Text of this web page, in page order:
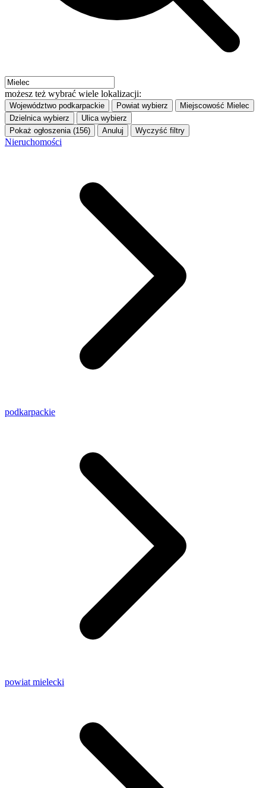
możesz też wybrać wiele lokalizacji:
Województwo podkarpackie Powiat wybierz Miejscowość Mielec
Dzielnica wybierz Ulica wybierz
Pokaż ogłoszenia (156)
Anuluj Wyczyść filtry
Nieruchomości
podkarpackie
powiat mielecki